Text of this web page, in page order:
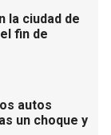
la ciudad de
fin de
autos
un choque y